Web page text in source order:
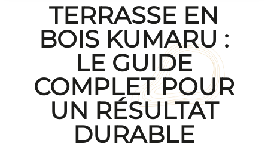
TERRASSE EN
BOIS KUMARU :
LE GUIDE
COMPLET POUR
UN RÉSULTAT
DURABLE